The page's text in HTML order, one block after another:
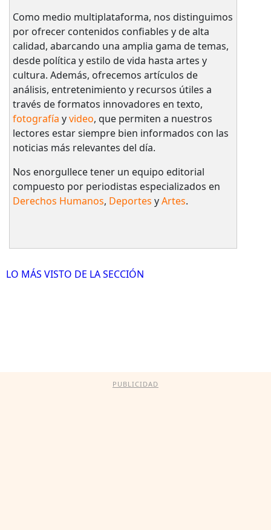
Como medio multiplataforma, nos distinguimos
por ofrecer contenidos confiables y de alta
calidad, abarcando una amplia gama de temas,
desde política y estilo de vida hasta artes y
cultura. Además, ofrecemos artículos de
análisis, entretenimiento y recursos útiles a
través de formatos innovadores en texto,
fotografía yvideo, que permiten a nuestros
lectores estar siempre bien informados con las
noticias más relevantes del día.
Nos enorgullece tener un equipo editorial
compuesto por periodistas especializados en
Derechos Humanos, Deportes yArtes.
LO MÁS VISTO DE LA SECCIÓN
PUBLICIDAD